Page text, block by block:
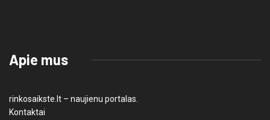
Apie mus
rinkosaikste.lt – naujienu portalas.
Kontaktai